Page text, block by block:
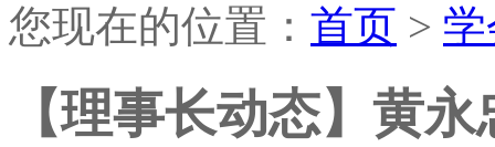
您现在的位置： 首页 >
【理事长动态】黄